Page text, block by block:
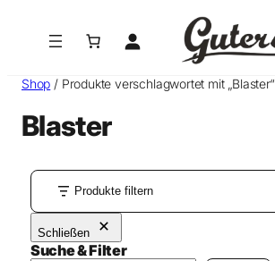
Shop / Produkte verschlagwortet mit „Blaster“
Blaster
Produkte filtern
Schließen
Suche & Filter